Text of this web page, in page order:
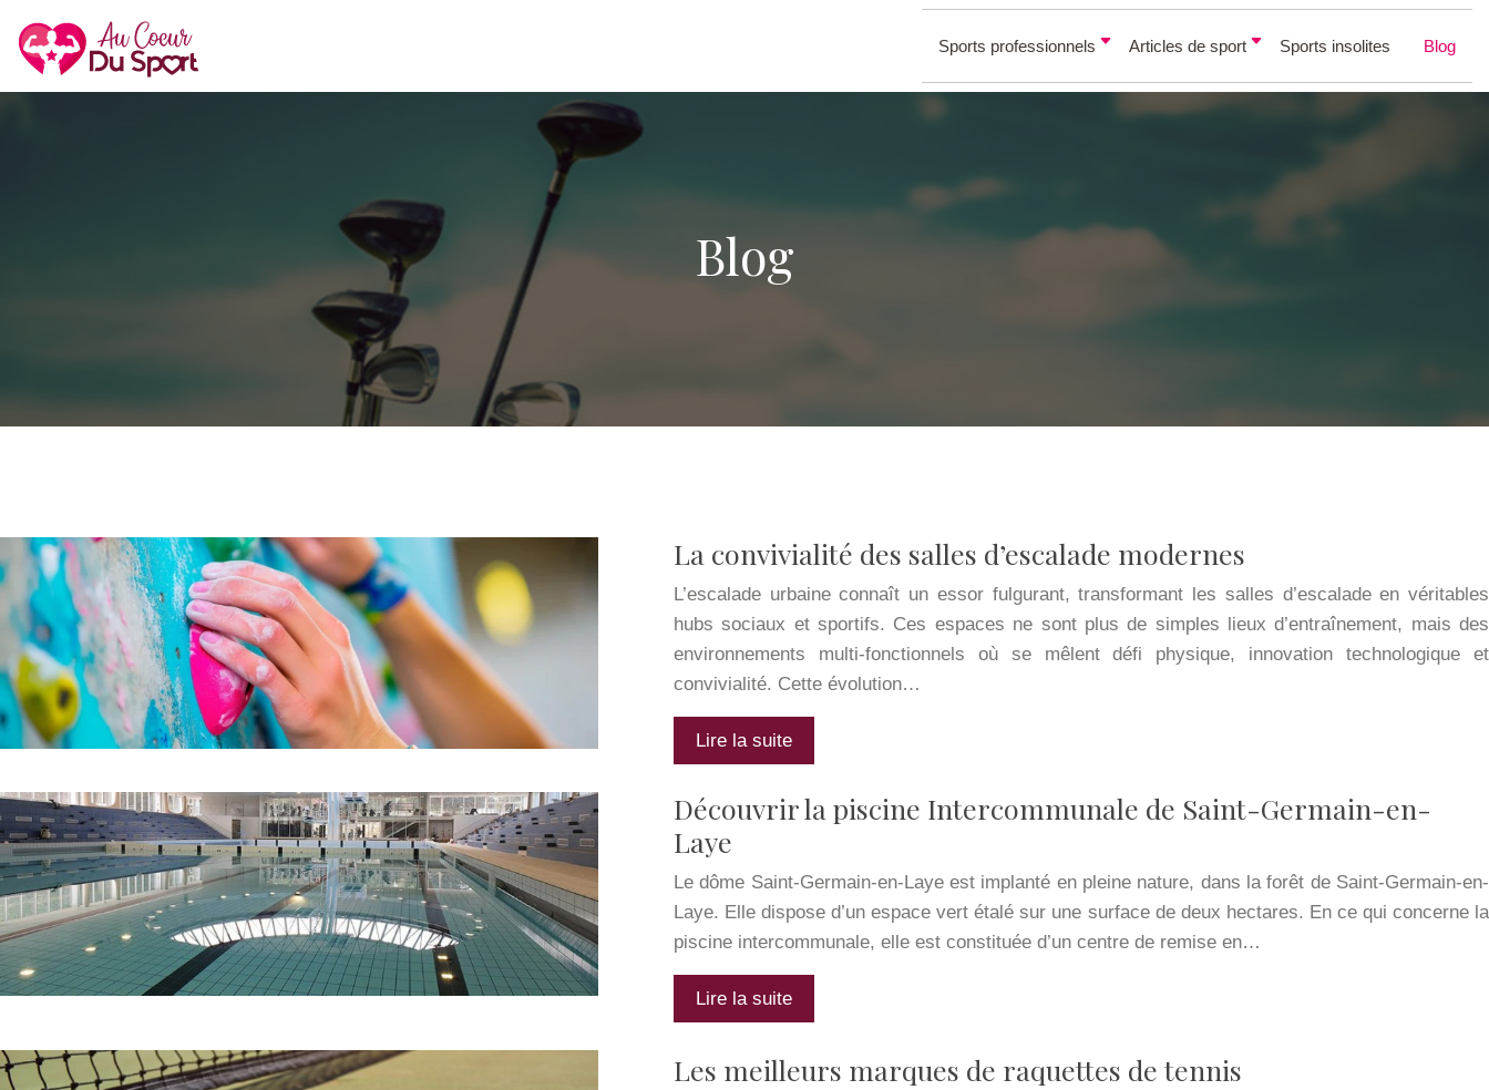
Sports professionnels Articles de sport Sports insolites Blog
Blog
La convivialité des salles d’escalade modernes
L’escalade urbaine connaît un essor fulgurant, transformant les salles d’escalade en véritables
hubs sociaux et sportifs. Ces espaces ne sont plus de simples lieux d’entraînement, mais des
environnements multi-fonctionnels où se mêlent défi physique, innovation technologique et
convivialité. Cette évolution…
Lire la suite
Découvrir la piscine Intercommunale de Saint-Germain-en-
Laye
Le dôme Saint-Germain-en-Laye est implanté en pleine nature, dans la forêt de Saint-Germain-en-
Laye. Elle dispose d’un espace vert étalé sur une surface de deux hectares. En ce qui concerne la
piscine intercommunale, elle est constituée d’un centre de remise en…
Lire la suite
Les meilleurs marques de raquettes de tennis